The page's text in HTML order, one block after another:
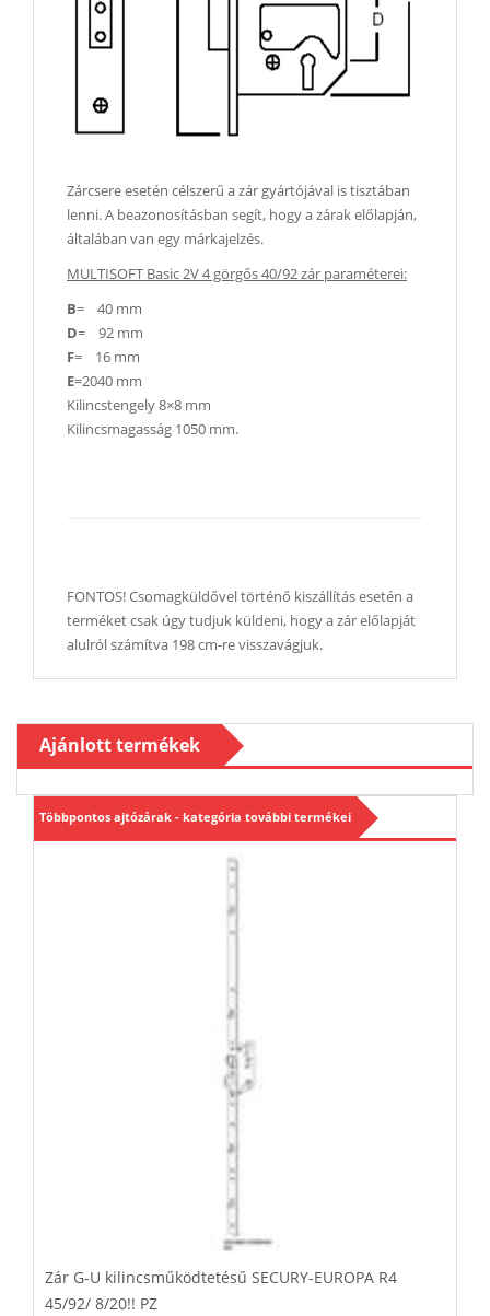
Zárcsere esetén célszerű a zár gyártójával is tisztában
lenni. A beazonosításban segít, hogy a zárak előlapján,
általában van egy márkajelzés.
MULTISOFT Basic 2V 4 görgős 40/92 zár paraméterei:
B= 40 mm
D= 92 mm
F= 16 mm
E=2040 mm
Kilincstengely 8×8 mm
Kilincsmagasság 1050 mm.
FONTOS! Csomagküldővel történő kiszállítás esetén a
terméket csak úgy tudjuk küldeni, hogy a zár előlapját
alulról számítva 198 cm-re visszavágjuk.
Ajánlott termékek
Többpontos ajtózárak - kategória további termékei
Zár G-U kilincsműködtetésű SECURY-EUROPA R4
45/92/ 8/20!! PZ